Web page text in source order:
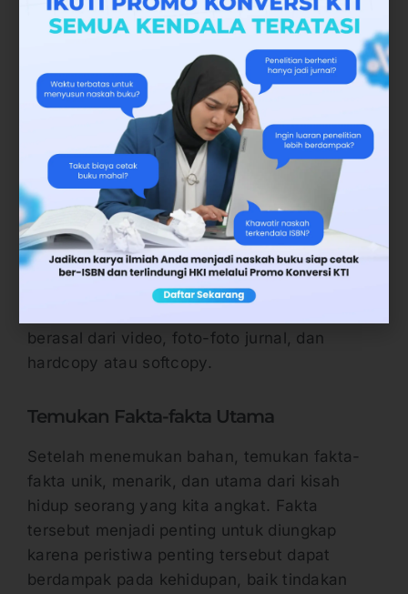
Kumpulkan bahan utama dan pendukung
sebanyak-banyaknya. Pada sesi pertama ini
Anda dapat berfokus kepada kuantitas bahan
terlebih dahulu. Biasanya dibutuhkan waktu 2
sampai satu bulan penuh untuk mendapatkan
segala sumber untuk penulisan biografi.
Waktu dapat lebih singkat ataupun lebih lama
tergantung tingkat eksitensi dan influensi
berasal dari video, foto-foto jurnal, dan
hardcopy atau softcopy.
Temukan Fakta-fakta Utama
Setelah menemukan bahan, temukan fakta-
fakta unik, menarik, dan utama dari kisah
hidup seorang yang kita angkat. Fakta
tersebut menjadi penting untuk diungkap
karena peristiwa penting tersebut dapat
berdampak pada kehidupan, baik tindakan